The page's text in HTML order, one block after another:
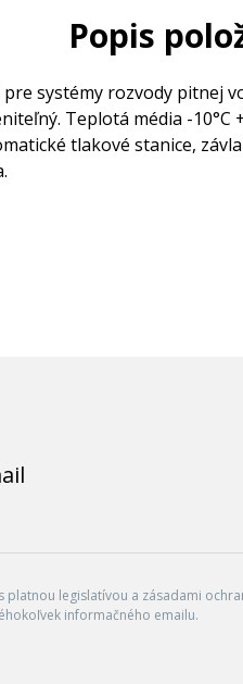
Popis
systémy rozvody pitnej
Teplotá média -10°C
tlakové stanice,
legislatívou a zásadami
informačného emailu.